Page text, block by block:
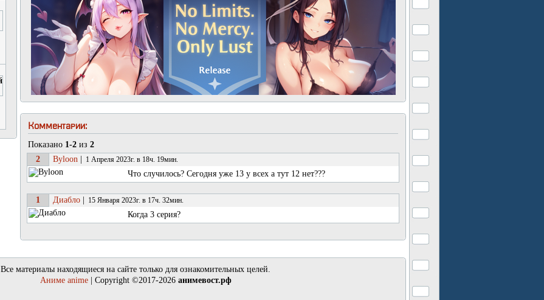
Комментарии:
Показано 1-2 из 2
2
Byloon 1 Апреля 2023г. в 18ч. 19мин.
Что случилось? Сегодня уже 13 у всех а тут 12 нет???
1 Диабло 15 Января 2023г. в 17ч. 32мин.
Когда 3 серия?
Все материалы находящиеся на сайте только для ознакомительных целей.
Аниме anime| Copyright ©2017-2026 анимевост.рф